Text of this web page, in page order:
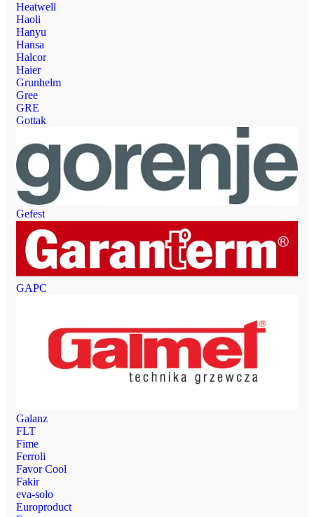
Heatwell
Haoli
Hanyu
Hansa
Halcor
Haier
Grunhelm
Gree
GRE
Gottak
Gefest
GAPC
Galanz
FLT
Fime
Ferroli
Favor Cool
Fakir
eva-solo
Europroduct